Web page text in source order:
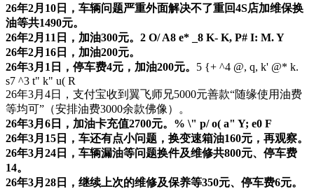
26年2月10日，车辆问题严重外面解决不了重回4S店加维保换
油等共1490元。
26年2月11日，加油300元。 2 O/ A8 e* _8 K- K, P# I: M. Y
26年2月16日，加油200元。
26年3月1日，停车费4元，加油200元。 5 {+ ^4 @, q, k' @* k.
s7 ^3 t" k" u( R
26年3月4日，支付宝收到翼飞师兄5000元善款“随缘使用油费
等均可”（安排油费3000余款佛像）。
26年3月6日，加油卡充值2700元。 % \" p/ o( a" Y; e0 F
26年3月15日，车还有点小问题，换变速箱油160元，再观察。
26年3月24日，车辆漏油等问题换件及维修共800元、停车费
14。
26年3月28日，继续上次的维修及保养等350元、停车费6元。